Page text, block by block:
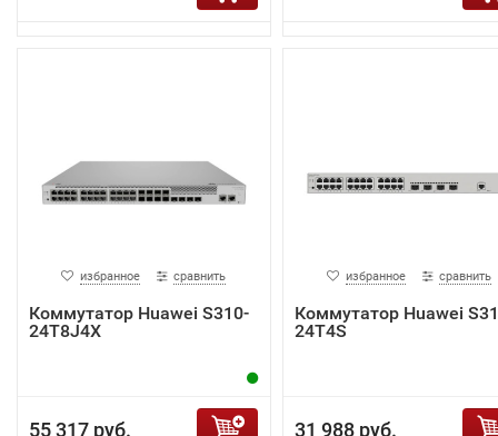
избранное сравнить
Коммутатор Huawei S310-
24T8J4X
55 317 руб.
избранное сравнить
Коммутатор Huawei
24T4S
31 988 руб.